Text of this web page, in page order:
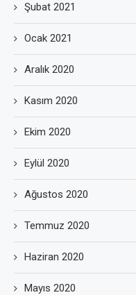
Şubat 2021
Ocak 2021
Aralık 2020
Kasım 2020
Ekim 2020
Eylül 2020
Ağustos 2020
Temmuz 2020
Haziran 2020
Mayıs 2020